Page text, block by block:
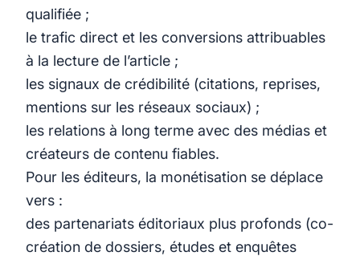
qualifiée ;
le trafic direct et les conversions attribuables
à la lecture de l’article ;
les signaux de crédibilité (citations, reprises,
mentions sur les réseaux sociaux) ;
les relations à long terme avec des médias et
créateurs de contenu fiables.
Pour les éditeurs, la monétisation se déplace
vers :
des partenariats éditoriaux plus profonds (co-
création de dossiers, études et enquêtes